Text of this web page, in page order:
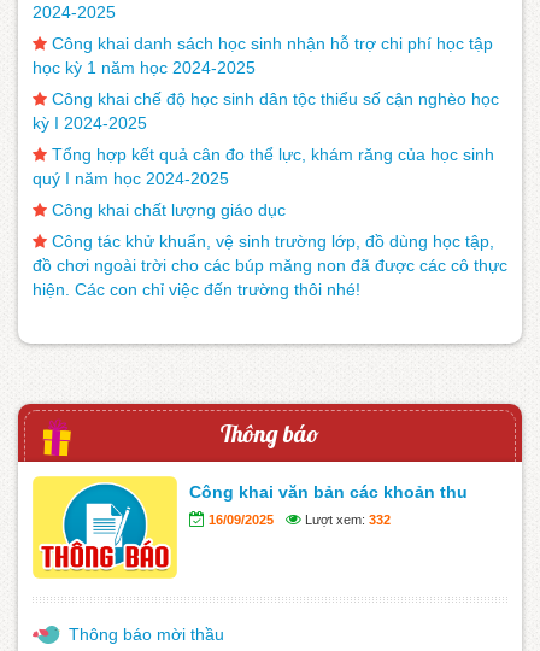
2024-2025
Công khai danh sách học sinh nhận hỗ trợ chi phí học tập
học kỳ 1 năm học 2024-2025
Công khai chế độ học sinh dân tộc thiểu số cận nghèo học
kỳ I 2024-2025
Tổng hợp kết quả cân đo thể lực, khám răng của học sinh
quý I năm học 2024-2025
Công khai chất lượng giáo dục
Công tác khử khuẩn, vệ sinh trường lớp, đồ dùng học tập,
đồ chơi ngoài trời cho các búp măng non đã được các cô thực
hiện. Các con chỉ việc đến trường thôi nhé!
Thông báo
Công khai văn bản các khoản thu
16/09/2025 Lượt xem: 332
Thông báo mời thầu